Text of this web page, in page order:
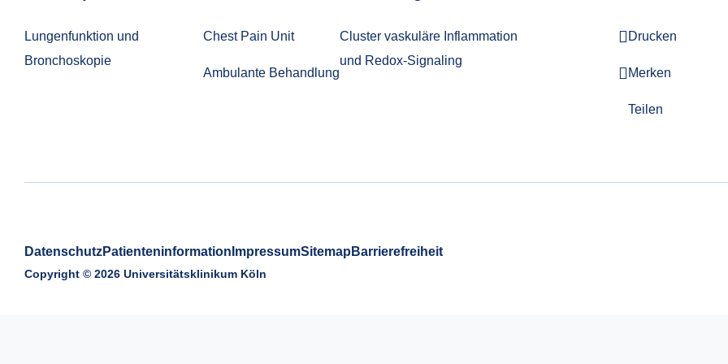
Lungenfunktion und
Bronchoskopie
Chest Pain Unit
Ambulante Behandlung
Cluster vaskuläre Inflammation
und Redox-Signaling
Drucken
Merken
Teilen
DatenschutzPatienteninformation ImpressumSitemap Barrierefreiheit
Copyright © 2026 Universitätsklinikum Köln